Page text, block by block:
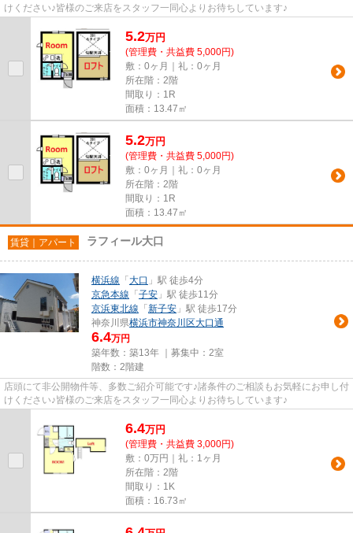
けください♪皆様のご来店をスタッフ一同心よりお待ちしています♪
5.2万円
(管理費・共益費 5,000円)
敷：0ヶ月｜礼：0ヶ月
所在階：2階
間取り：1R
面積：13.47㎡
5.2万円
(管理費・共益費 5,000円)
敷：0ヶ月｜礼：0ヶ月
所在階：2階
間取り：1R
面積：13.47㎡
賃貸｜アパート ラフィール大口
横浜線 「 大口 」駅 徒歩4分
京急本線 「 子安 」駅 徒歩11分
京浜東北線 「 新子安 」駅 徒歩17分
神奈川県横浜市神奈川区大口通
6.4万円
築年数：築13年 ｜募集中： 2室
階数：2階建
店頭にて非公開物件等、多数ご紹介可能です♪諸条件のご相談もお気軽にお申し付
けください♪皆様のご来店をスタッフ一同心よりお待ちしています♪
6.4万円
(管理費・共益費 3,000円)
敷：0万円｜礼：1ヶ月
所在階：2階
間取り：1K
面積：16.73㎡